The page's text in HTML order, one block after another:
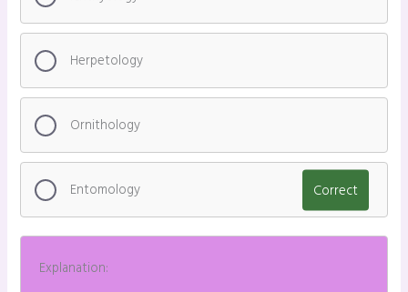
Herpetology
Ornithology
Entomology Correct
Explanation: